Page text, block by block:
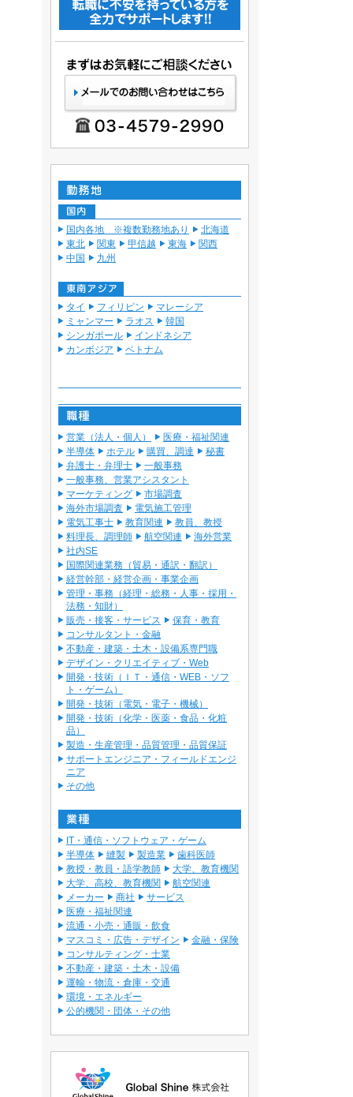
国内各地 ※複数勤務地あり
北海道
東北
関東 甲信越 東海
関西
中国
九州
タイ フィリピン
マレーシア
ミャンマー
ラオス
韓国
シンガポール
インドネシア
カンボジア
ベトナム
営業（法人・個人）
医療・福祉関連
半導体
ホテル 購買、調達
秘書
弁護士・弁理士
一般事務
一般事務、営業アシスタント
マーケティング
市場調査
海外市場調査
電気施工管理
電気工事士
教育関連
教員、教授
料理長、調理師
航空関連
海外営業
社内SE
国際関連業務（貿易・通訳・翻訳）
経営幹部・経営企画・事業企画
管理・事務（経理・総務・人事・採用・
法務・知財）
販売・接客・サービス
保育・教育
コンサルタント・金融
不動産・建築・土木・設備系専門職
デザイン・クリエイティブ・Web
開発・技術（ＩＴ・通信・WEB・ソフ
ト・ゲーム）
開発・技術（電気・電子・機械）
開発・技術（化学・医薬・食品・化粧
品）
製造・生産管理・品質管理・品質保証
サポートエンジニア・フィールドエンジ
ニア
その他
IT・通信・ソフトウェア・ゲーム
半導体
縫製 製造業
歯科医師
教授・教員・語学教師
大学、教育機関
大学、高校、教育機関
航空関連
メーカー
商社
サービス
医療・福祉関連
流通・小売・通販・飲食
マスコミ・広告・デザイン
金融・保険
コンサルティング・士業
不動産・建築・土木・設備
運輸・物流・倉庫・交通
環境・エネルギー
公的機関・団体・その他